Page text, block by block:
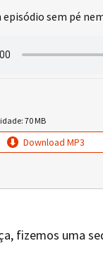
sem pé
70 MB
Download MP3
fizemos uma